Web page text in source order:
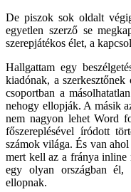
De piszok sok oldalt
egyetlen szerző se
szerepjátékos élet, a
Hallgattam egy
kiadónak, a
csoportban a
nehogy ellopják. A másik
nem nagyon lehet Word
főszereplésével íródott
számok világa. És van
mert kell az a fránya
egy olyan országban
ellopnak.